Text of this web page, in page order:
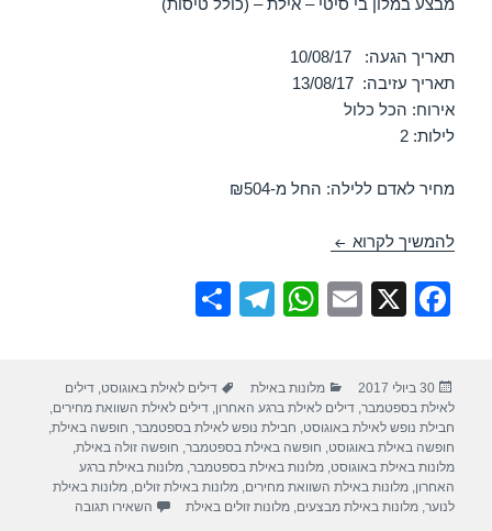
תאריך הגעה: 10/08/17
תאריך עזיבה: 13/08/17
אירוח: הכל כלול
לילות: 2
מחיר לאדם ללילה: החל מ-₪504
להמשיך לקרוא חופשה במלון בי סיטי – אילת הכל כלול 10/08/2017
F
e
b
o
o
X
E
W
s
A
p
p
T
gr
a
m
e
פורסם
בתאריך
30 ביולי 2017 קטגוריות
מלונות באילת תגיות
דילים לאילת באוגוסט,דילים
לאילת בספטמבר,דילים לאילת ברגע האחרון,דילים לאילת השוואת מחירים,
חבילת נופש לאילת באוגוסט, חבילת נופש לאילת בספטמבר, חופשה באילת,
חופשה באילת באוגוסט, חופשה באילת בספטמבר, חופשה זולה באילת,
מלונות באילת באוגוסט,מלונות באילת בספטמבר,מלונות באילת ברגע
האחרון,מלונות באילת השוואת מחירים,מלונות באילת זולים,מלונות באילת
לנוער,מלונות באילת מבצעים,מלונות זולים באילת השאירו תגובה